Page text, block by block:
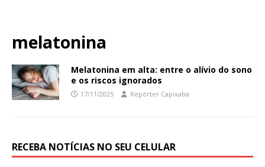
melatonina
Melatonina em alta: entre o alívio do sono
e os riscos ignorados
17/11/2025 Repórter Capixaba
RECEBA NOTÍCIAS NO SEU CELULAR